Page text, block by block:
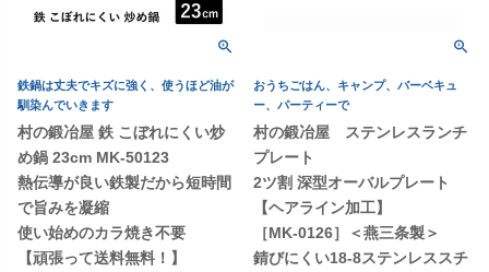
鉄鍋は丈夫でキズに強く、使うほど油が
馴染んでいきます
村の鍛冶屋 鉄 こぼれにくい炒
め鍋 23cm MK-50123
熱伝導が良い鉄製だから短時間
で旨みを凝縮
使い始めのカラ焼き不要
【頑張って送料無料！】
おうちごはん、キャンプ、バーベキュ
ー、パーティーで
村の鍛冶屋 ステンレスランチ
プレート
2ツ割 深型オーバルプレート
【ヘアライン加工】
［MK-0126］＜燕三条製＞
錆びにくい18-8ステンレススチ